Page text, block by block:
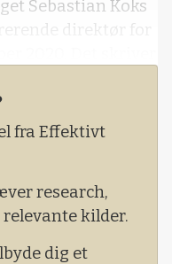
Sebastian Koks
direktør for
fra Effektivt
research,
kilder.
dig et